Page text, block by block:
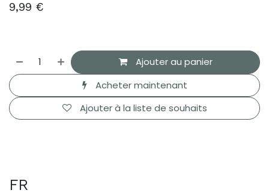
9,99 €
Ajouter au panier
Acheter maintenant
Ajouter à la liste de souhaits
FR